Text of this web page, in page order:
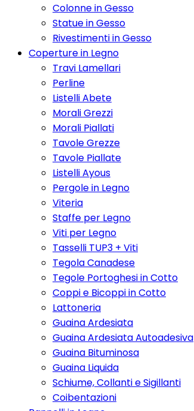
Colonne in Gesso
Statue in Gesso
Rivestimenti in Gesso
Coperture in Legno
Travi Lamellari
Perline
Listelli Abete
Morali Grezzi
Morali Piallati
Tavole Grezze
Tavole Piallate
Listelli Ayous
Pergole in Legno
Viteria
Staffe per Legno
Viti per Legno
Tasselli TUP3 + Viti
Tegola Canadese
Tegole Portoghesi in Cotto
Coppi e Bicoppi in Cotto
Lattoneria
Guaina Ardesiata
Guaina Ardesiata Autoadesiva
Guaina Bituminosa
Guaina Liquida
Schiume, Collanti e Sigillanti
Coibentazioni